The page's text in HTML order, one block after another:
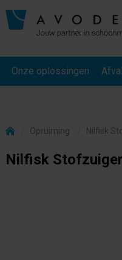
Onze oplossingen Afval
Opruiming Nilfisk
Nilfisk